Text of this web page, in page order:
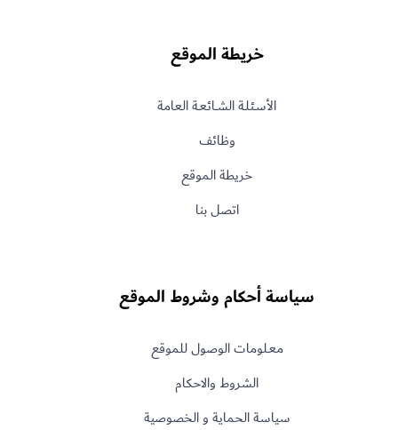
خريطة الموقع
الأسـئلـة الشــائعـة العامة
وظائف
خريطة الموقع
اتصل بنا
سياسة أحكام وشروط الموقع
معـلومات الوصول للموقع
الشروط والاحكام
سياسة الحماية و الخصوصية